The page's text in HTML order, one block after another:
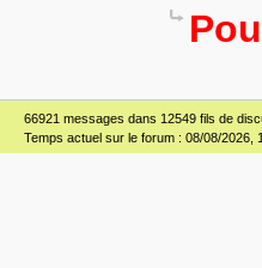
66921 messages dans 12549 fils de
Temps actuel sur le forum : 08/08/2026,